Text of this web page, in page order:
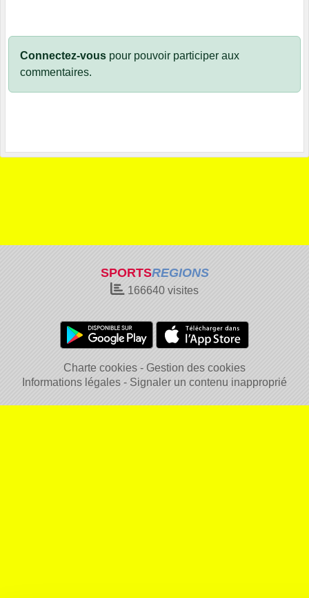
Connectez-vous pour pouvoir participer aux
commentaires.
SPORTSREGIONS
166640 visites
Charte cookies
Gestion des cookies
Informations légales
Signaler un contenu inapproprié